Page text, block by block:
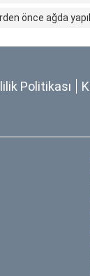
önce ağda
Politikası